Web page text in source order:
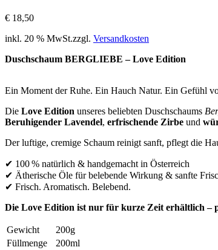
€ 18,50
inkl. 20 % MwSt.zzgl. Versandkosten
Duschschaum BERGLIEBE – Love Edition
Ein Moment der Ruhe. Ein Hauch Natur. Ein Gefühl
Die Love Edition unseres beliebten Duschschaums
Beruhigender Lavendel, erfrischende Zirbe und
Der luftige, cremige Schaum reinigt sanft, pflegt die
✔ 100 % natürlich & handgemacht in Österreich
✔ Ätherische Öle für belebende Wirkung & sanfte
✔ Frisch. Aromatisch. Belebend.
Die Love Edition ist nur für kurze Zeit erhältlich –
Gewicht
200g
Füllmenge
200ml